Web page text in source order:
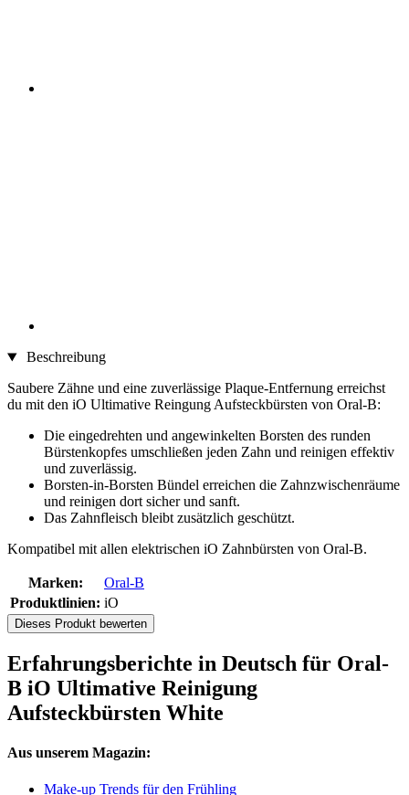
Beschreibung
Saubere Zähne und eine zuverlässige Plaque-Entfernung erreichst
du mit den iO Ultimative Reingung Aufsteckbürsten von Oral-B:
Die eingedrehten und angewinkelten Borsten des runden
Bürstenkopfes umschließen jeden Zahn und reinigen effektiv
und zuverlässig.
Borsten-in-Borsten Bündel erreichen die Zahnzwischenräume
und reinigen dort sicher und sanft.
Das Zahnfleisch bleibt zusätzlich geschützt.
Kompatibel mit allen elektrischen iO Zahnbürsten von Oral-B.
Marken:
Oral-B
Produktlinien: iO
Dieses Produkt bewerten
Erfahrungsberichte in Deutsch für Oral-
B iO Ultimative Reinigung
Aufsteckbürsten White
Aus unserem Magazin:
Make-up Trends für den Frühling